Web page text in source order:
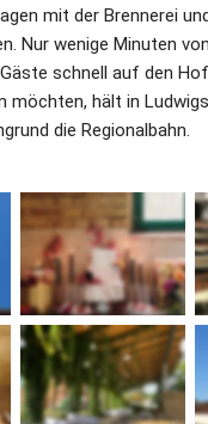
mit der Brennerei
Nur wenige Minuten
schnell auf den
möchten, hält in
die Regionalbahn.